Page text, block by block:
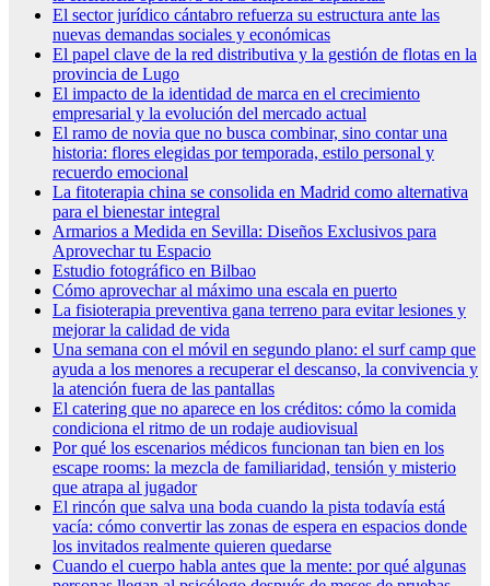
El sector jurídico cántabro refuerza su estructura ante las
nuevas demandas sociales y económicas
El papel clave de la red distributiva y la gestión de flotas en la
provincia de Lugo
El impacto de la identidad de marca en el crecimiento
empresarial y la evolución del mercado actual
El ramo de novia que no busca combinar, sino contar una
historia: flores elegidas por temporada, estilo personal y
recuerdo emocional
La fitoterapia china se consolida en Madrid como alternativa
para el bienestar integral
Armarios a Medida en Sevilla: Diseños Exclusivos para
Aprovechar tu Espacio
Estudio fotográfico en Bilbao
Cómo aprovechar al máximo una escala en puerto
La fisioterapia preventiva gana terreno para evitar lesiones y
mejorar la calidad de vida
Una semana con el móvil en segundo plano: el surf camp que
ayuda a los menores a recuperar el descanso, la convivencia y
la atención fuera de las pantallas
El catering que no aparece en los créditos: cómo la comida
condiciona el ritmo de un rodaje audiovisual
Por qué los escenarios médicos funcionan tan bien en los
escape rooms: la mezcla de familiaridad, tensión y misterio
que atrapa al jugador
El rincón que salva una boda cuando la pista todavía está
vacía: cómo convertir las zonas de espera en espacios donde
los invitados realmente quieren quedarse
Cuando el cuerpo habla antes que la mente: por qué algunas